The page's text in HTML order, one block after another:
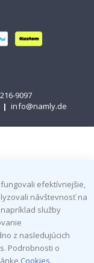
9097
| info@namly.de
efektívnejšie,
návštevnosť na
služby
z nasledujúcich
Podrobnosti o
Cookies.